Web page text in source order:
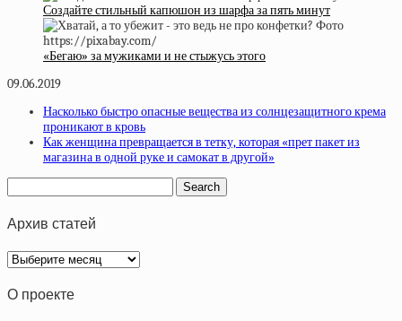
Создайте стильный капюшон из шарфа за пять минут
«Бегаю» за мужиками и не стыжусь этого
09.06.2019
Насколько быстро опасные вещества из солнцезащитного крема
проникают в кровь
Как женщина превращается в тетку, которая «прет пакет из
магазина в одной руке и самокат в другой»
Архив статей
Архив
статей
О проекте